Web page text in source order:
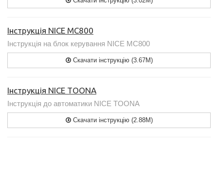
Інструкція NICE MC800
Інструкція на блок керування NICE MC800
Скачати інструкцію (3.67M)
Інструкція NICE TOONA
Інструкція до автоматики NICE TOONA
Скачати інструкцію (2.88M)